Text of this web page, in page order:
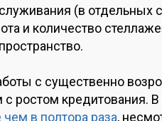
(в отдельных
и количество
с существенно
ростом кредитования.
в полтора раза,